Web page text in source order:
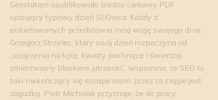
Seostation opublikowało bardzo ciekawy PDF
opisujący typowy dzień SEOwca. Każdy z
ankietowanych przedstawia inną wizję swojego dnia.
Grzegorz Strzelec, który swój dzień rozpoczyna od
„spojrzenia na łąkę, kwiaty pachnące i świerzop
zmierzwiony blaskiem jutrzenki”, wspomina, że SEO to
taki niekończący się escape room, przez co ciągle jest
zagadką. Piotr Michalak przyznaje, że do pracy